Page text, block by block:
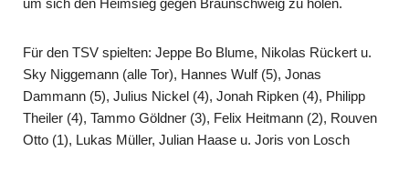
Für den TSV spielten: Jeppe Bo Blume, Nikolas Rückert u.
Sky Niggemann (alle Tor), Hannes Wulf (5), Jonas
Dammann (5), Julius Nickel (4), Jonah Ripken (4), Philipp
Theiler (4), Tammo Göldner (3), Felix Heitmann (2), Rouven
Otto (1), Lukas Müller, Julian Haase u. Joris von Losch